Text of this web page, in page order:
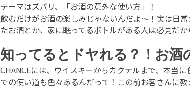
テーマはズバリ、「お酒の意外な使い方」！
飲むだけがお酒の楽しみじゃないんだよ〜！実は日
たお酒とか、家に眠ってるボトルがある人は必見だ
知ってるとドヤれる？！お酒
CHANCEには、ウイスキーからカクテルまで、本当
での使い道も色々あるんだって！この前お客さんに